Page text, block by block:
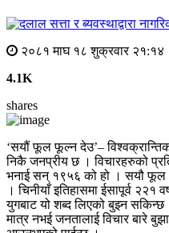
२०८१ माघ १८ शुक्रवार २१:१४
4.1K
shares
‘सयौं फूल फूल्न देउ’–
निकै जनप्रीय छ । विचारहरुको
भनाई सन् १९५६ को हो । सयौ फूल
। चिनीयाँ इतिहासमा ईसापूर्व २२१
युगबाट यो शब्द लिएको बुझ्न
मात्र नभई जनतालाई विचार बारे